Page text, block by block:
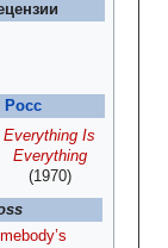
Росс
Everything Is
Everything
(1970)